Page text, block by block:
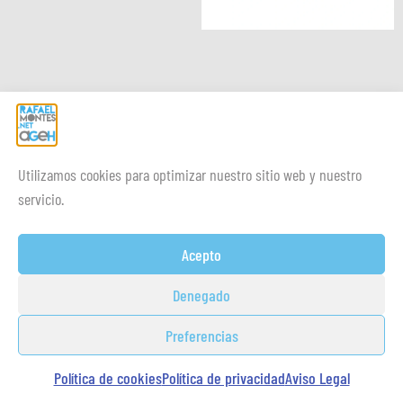
Utilizamos cookies para optimizar nuestro sitio web y nuestro
servicio.
Acepto
Denegado
Preferencias
Política de cookiesPolítica de privacidadAviso Legal